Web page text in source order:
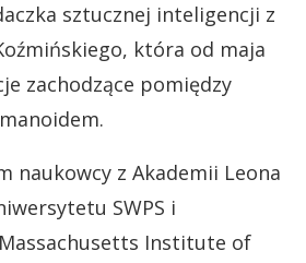
sztucznej inteligencji z
która od maja
zachodzące pomiędzy
naukowcy z Akademii Leona
SWPS i
Institute of